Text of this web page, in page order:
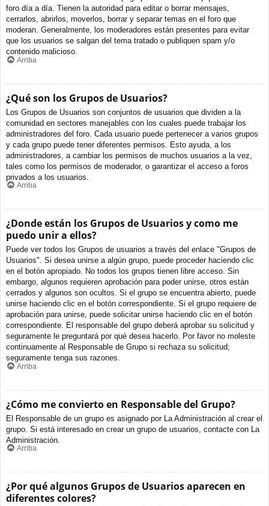
foro día a día. Tienen la autoridad para editar o borrar mensajes,
cerrarlos, abrirlos, moverlos, borrar y separar temas en el foro que
moderan. Generalmente, los moderadores están presentes para evitar
que los usuarios se salgan del tema tratado o publiquen spam y/o
contenido malicioso.
Arriba
¿Qué son los Grupos de Usuarios?
Los Grupos de Usuarios son conjuntos de usuarios que dividen a la
comunidad en sectores manejables con los cuales puede trabajar los
administradores del foro. Cada usuario puede pertenecer a varios grupos
y cada grupo puede tener diferentes permisos. Esto ayuda, a los
administradores, a cambiar los permisos de muchos usuarios a la vez,
tales como los permisos de moderador, o garantizar el acceso a foros
privados a los usuarios.
Arriba
¿Donde están los Grupos de Usuarios y como me
puedo unir a ellos?
Puede ver todos los Grupos de usuarios a través del enlace "Grupos de
Usuarios". Si desea unirse a algún grupo, puede proceder haciendo clic
en el botón apropiado. No todos los grupos tienen libre acceso. Sin
embargo, algunos requieren aprobación para poder unirse, otros están
cerrados y algunos son ocultos. Si el grupo se encuentra abierto, puede
unirse haciendo clic en el botón correspondiente. Si el grupo requiere de
aprobación para unirse, puede solicitar unirse haciendo clic en el botón
correspondiente. El responsable del grupo deberá aprobar su solicitud y
seguramente le preguntará por qué desea hacerlo. Por favor no moleste
continuamente al Responsable de Grupo si rechaza su solicitud;
seguramente tenga sus razones.
Arriba
¿Cómo me convierto en Responsable del Grupo?
El Responsable de un grupo es asignado por La Administración al crear el
grupo. Si está interesado en crear un grupo de usuarios, contacte con La
Administración.
Arriba
¿Por qué algunos Grupos de Usuarios aparecen en
diferentes colores?